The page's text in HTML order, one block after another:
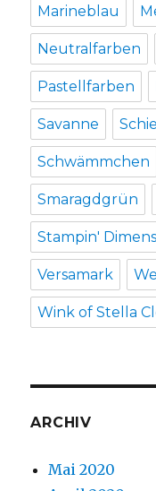
Marineblau
Neutralfarben
Pastellfarben
Savanne
Schwämmchen
Smaragdgrün
Stampin'
Versamark
Wink of Stella
ARCHIV
Mai 2020